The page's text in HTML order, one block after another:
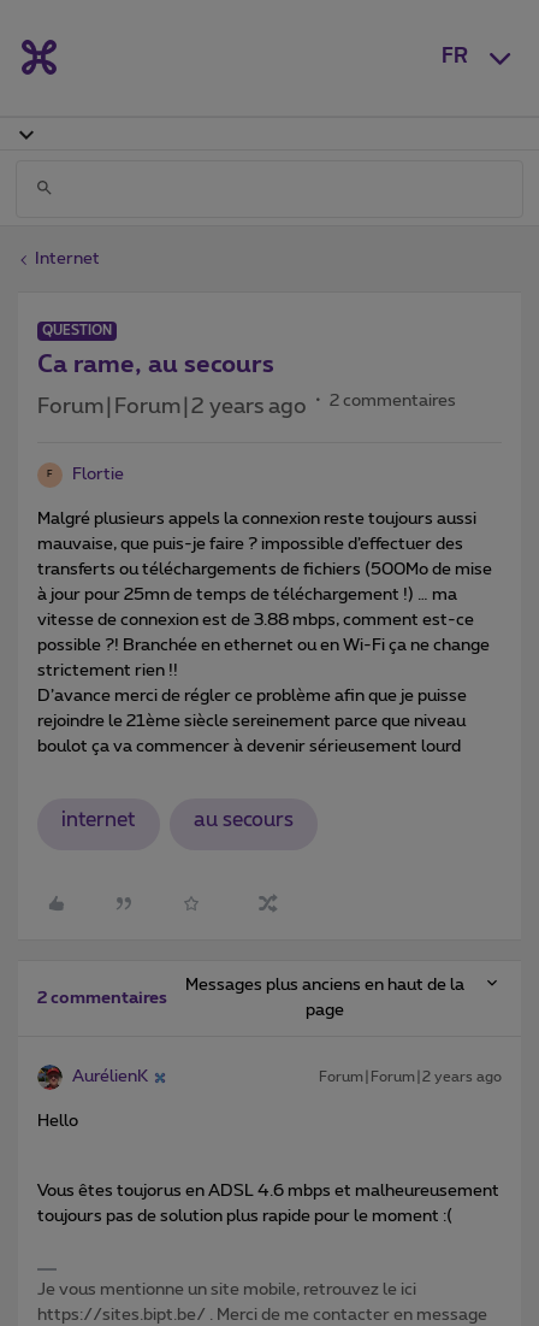
FR
Internet
QUESTION
Ca rame, au secours
Forum|Forum|2 years ago 2 commentaires
F Flortie
Malgré plusieurs appels la connexion reste toujours aussi
mauvaise, que puis-je faire ? impossible d’effectuer des
transferts ou téléchargements de fichiers (500Mo de mise
à jour pour 25mn de temps de téléchargement !) … ma
vitesse de connexion est de 3.88 mbps, comment est-ce
possible ?! Branchée en ethernet ou en Wi-Fi ça ne change
strictement rien !!
D’avance merci de régler ce problème afin que je puisse
rejoindre le 21ème siècle sereinement parce que niveau
boulot ça va commencer à devenir sérieusement lourd
internet au secours
2 commentaires
Messages plus anciens en haut de la
page
AurélienK Forum|Forum|2 years ago
Hello
Vous êtes toujorus en ADSL 4.6 mbps et malheureusement
toujours pas de solution plus rapide pour le moment :(
Je vous mentionne un site mobile, retrouvez le ici
https://sites.bipt.be/ . Merci de me contacter en message